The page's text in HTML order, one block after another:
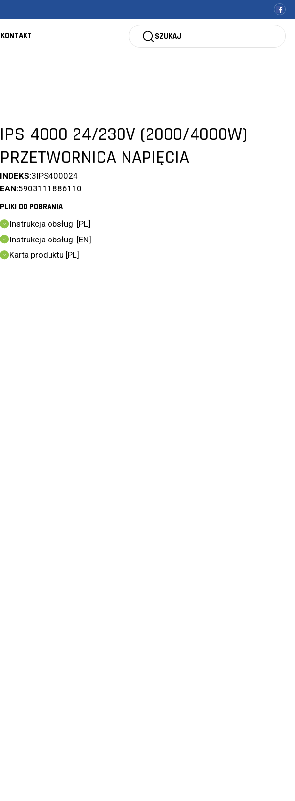
KONTAKT SZUKAJ
IPS 4000 24/230V (2000/4000W)
PRZETWORNICA NAPIĘCIA
INDEKS:3IPS400024
EAN:5903111886110
PLIKI DO POBRANIA
Instrukcja obsługi [PL]
Instrukcja obsługi [EN]
Karta produktu [PL]